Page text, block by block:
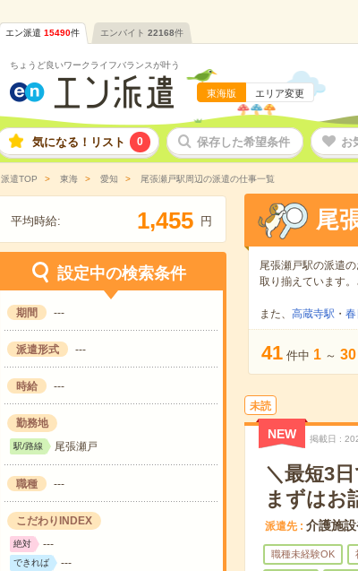
エン派遣 15490件 エンバイト 22168件
ちょうど良いワークライフバランスが叶う
東海版 エリア変更
気になる！リスト 0 保存した希望条件 お
派遣TOP 東海 愛知 尾張瀬戸駅周辺の派遣の仕事一覧
平均時給: 1,455 円
設定中の検索条件
期間 ---
派遣形式 ---
時給 ---
勤務地
駅/路線 尾張瀬戸
職種 ---
こだわりINDEX
絶対 ---
できれば ---
尾
尾張瀬戸駅の派遣の
取り揃えています。
また、 高蔵寺駅 ・ 春
41 件中 1 ～ 30
未読
NEW 掲載日
＼最短3
まずはお
派遣先 介護施
職種未経験OK